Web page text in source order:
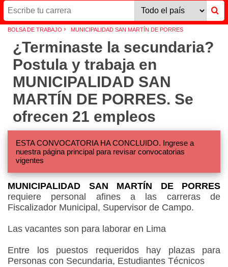
BOLSA DE TRABAJO › MUNICIPALIDAD SAN MARTÍN DE PORRES
¿Terminaste la secundaria?
Postula y trabaja en
MUNICIPALIDAD SAN
MARTÍN DE PORRES. Se
ofrecen 21 empleos
ESTA CONVOCATORIA HA CONCLUIDO. Ingrese a
nuestra página principal para revisar convocatorias
vigentes
MUNICIPALIDAD SAN MARTÍN DE PORRES
requiere personal afines a las carreras de
Fiscalizador Municipal, Supervisor de Campo.
Las vacantes son para laborar en Lima
Entre los puestos requeridos hay plazas para
Personas con Secundaria, Estudiantes Técnicos